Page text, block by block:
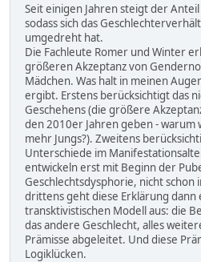
Seit einigen Jahren steigt der
sodass sich das
umgedreht hat.
Die Fachleute Romer und Winter
größeren Akzeptanz von
Mädchen. Was halt in meinen
ergibt. Erstens berücksichtigt das
Geschehens (die größere
den 2010er Jahren geben - warum
mehr Jungs?). Zweitens
Unterschiede im
entwickeln erst mit Beginn der
Geschlechtsdysphorie, nicht
drittens geht diese Erklärung dann
transktivistischen Modell aus: die
das andere Geschlecht, alles
Prämisse abgeleitet. Und diese
Logiklücken.